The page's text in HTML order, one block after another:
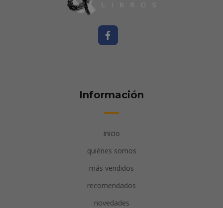
Información
inicio
quiénes somos
más vendidos
recomendados
novedades